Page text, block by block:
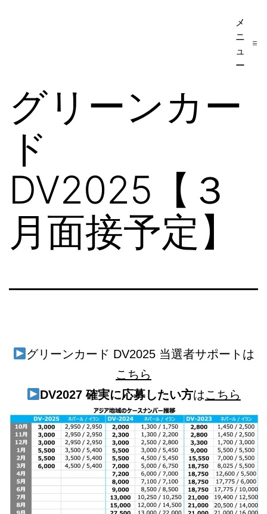
移
民・
続
の
本
談
メ
ニ
ュ
ー
グリーンカー
ド
DV2025【３
月面接予定】
グリーンカード DV2025 当選者サポートは
こちら
DV2027 確実に応募したい方はこちら